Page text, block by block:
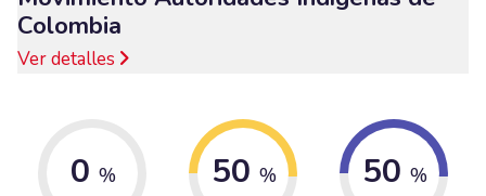
Colombia
Ver detalles
0 % 50 % 50 %